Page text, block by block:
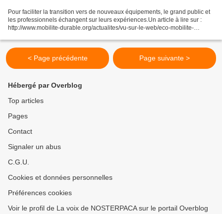
Pour faciliter la transition vers de nouveaux équipements, le grand public et
les professionnels échangent sur leurs expériences.Un article à lire sur :
http://www.mobilite-durable.org/actualites/vu-sur-le-web/eco-mobilite-
< Page précédente Page suivante >
Hébergé par Overblog
Top articles
Pages
Contact
Signaler un abus
C.G.U.
Cookies et données personnelles
Préférences cookies
Voir le profil de La voix de NOSTERPACA sur le portail Overblog